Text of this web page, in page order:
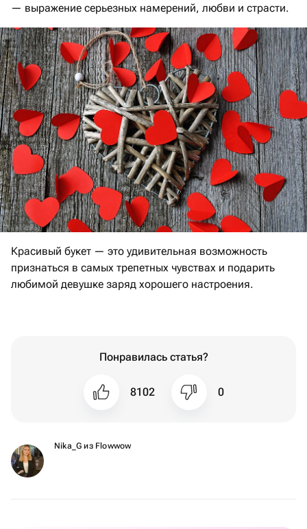
— выражение серьезных намерений, любви и страсти.
Красивый букет — это удивительная возможность
признаться в самых трепетных чувствах и подарить
любимой девушке заряд хорошего настроения.
Понравилась статья?
8102 0
Nika_G из Flowwow